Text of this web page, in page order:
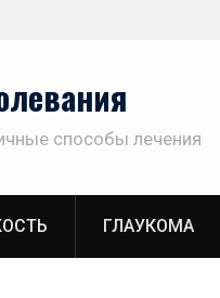
способы лечения
ГЛАУКОМА